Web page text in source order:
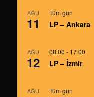
AĞU
11
Tüm gün
LP – Ankara
AĞU
12
08:00 - 17:00
LP – İzmir
AĞU Tüm gün